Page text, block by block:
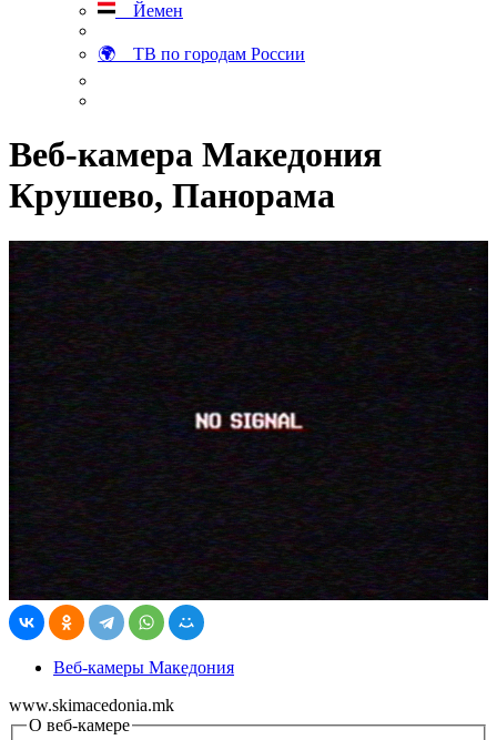
Йемен
🌍 ТВ по городам России
Веб-камера Македония
Крушево, Панорама
Веб-камеры Македония
www.skimacedonia.mk
О веб-камере